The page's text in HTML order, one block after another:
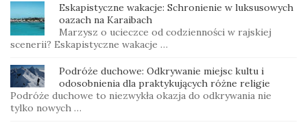
Eskapistyczne wakacje: Schronienie w luksusowych
oazach na Karaibach
Marzysz o ucieczce od codzienności w rajskiej
scenerii? Eskapistyczne wakacje …
Podróże duchowe: Odkrywanie miejsc kultu i
odosobnienia dla praktykujących różne religie
Podróże duchowe to niezwykła okazja do odkrywania nie
tylko nowych …